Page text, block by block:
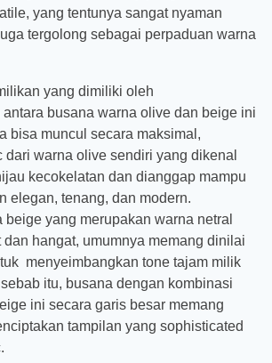
yang tentunya sangat nyaman
tergolong sebagai perpaduan warna
yang dimiliki oleh
busana warna olive dan beige ini
bisa muncul secara maksimal,
warna olive sendiri yang dikenal
kecokelatan dan dianggap mampu
elegan, tenang, dan modern.
yang merupakan warna netral
dan hangat, umumnya memang dinilai
menyeimbangkan tone tajam milik
itu, busana dengan kombinasi
ini secara garis besar memang
tampilan yang sophisticated